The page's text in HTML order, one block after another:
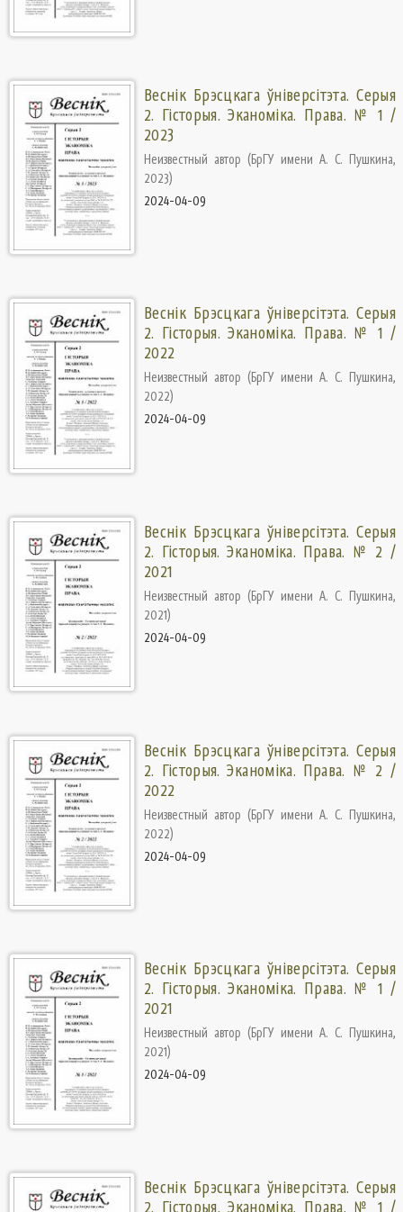
Веснік Брэсцкага ўніверсітэта. Серыя
2. Гісторыя. Эканоміка. Права. № 1 /
2023
Неизвестный автор (БрГУ имени А. С. Пушкина,
2023)
2024-04-09
Веснік Брэсцкага ўніверсітэта. Серыя
2. Гісторыя. Эканоміка. Права. № 1 /
2022
Неизвестный автор (БрГУ имени А. С. Пушкина,
2022)
2024-04-09
Веснік Брэсцкага ўніверсітэта. Серыя
2. Гісторыя. Эканоміка. Права. № 2 /
2021
Неизвестный автор (БрГУ имени А. С. Пушкина,
2021)
2024-04-09
Веснік Брэсцкага ўніверсітэта. Серыя
2. Гісторыя. Эканоміка. Права. № 2 /
2022
Неизвестный автор (БрГУ имени А. С. Пушкина,
2022)
2024-04-09
Веснік Брэсцкага ўніверсітэта. Серыя
2. Гісторыя. Эканоміка. Права. № 1 /
2021
Неизвестный автор (БрГУ имени А. С. Пушкина,
2021)
2024-04-09
Веснік Брэсцкага ўніверсітэта. Серыя
2. Гісторыя. Эканоміка. Права. № 1 /